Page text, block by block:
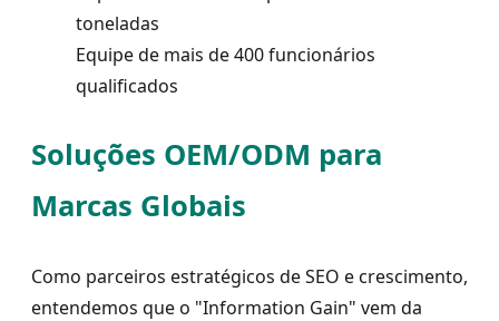
toneladas
Equipe de mais de 400 funcionários
qualificados
Soluções OEM/ODM para
Marcas Globais
Como parceiros estratégicos de SEO e crescimento,
entendemos que o "Information Gain" vem da